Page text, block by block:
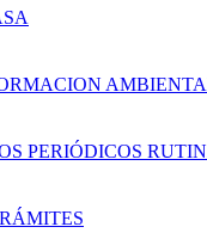
PERIÓDICOS